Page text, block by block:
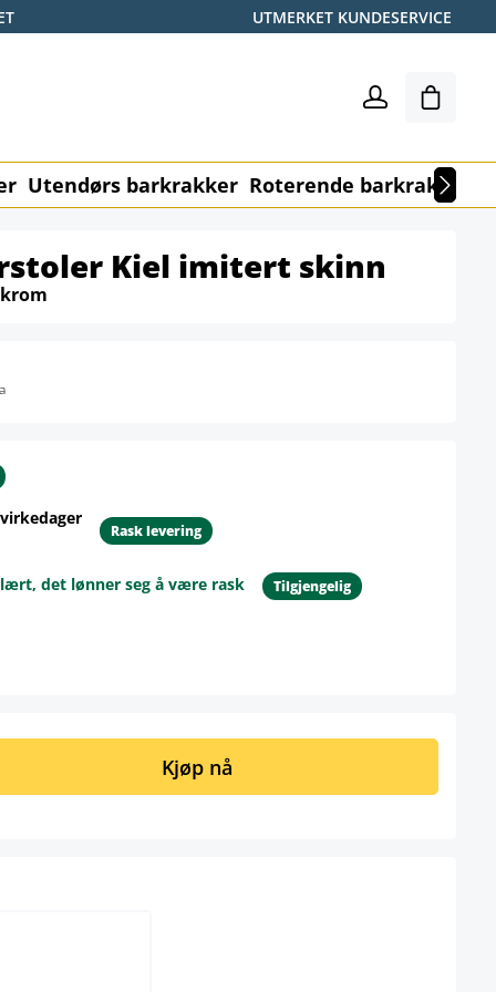
UTMERKET KUNDESERVICE
Utendørs barkrakker Roterende barkrakker
Kiel imitert skinn
krom
Rask levering
det lønner seg å være rask Tilgjengelig
ønsket mengde eller bruk
Kjøp nå